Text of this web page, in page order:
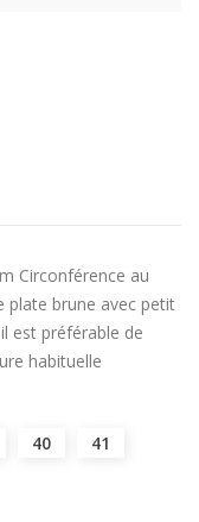
Circonférence au
plate brune avec petit
est préférable de
habituelle
40
41